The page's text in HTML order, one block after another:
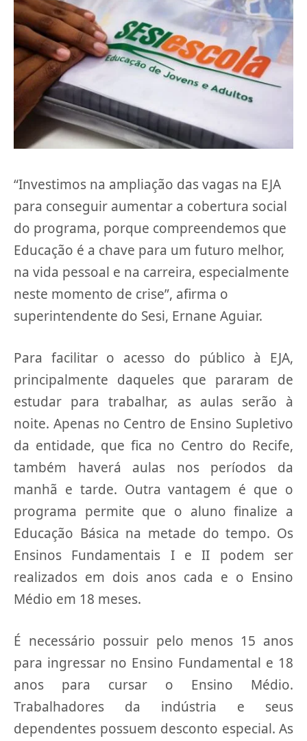
“Investimos na ampliação das vagas na EJA
para conseguir aumentar a cobertura social
do programa, porque compreendemos que
Educação é a chave para um futuro melhor,
na vida pessoal e na carreira, especialmente
neste momento de crise”, afirma o
superintendente do Sesi, Ernane Aguiar.
Para facilitar o acesso do público à EJA,
principalmente daqueles que pararam de
estudar para trabalhar, as aulas serão à
noite. Apenas no Centro de Ensino Supletivo
da entidade, que fica no Centro do Recife,
também haverá aulas nos períodos da
manhã e tarde. Outra vantagem é que o
programa permite que o aluno finalize a
Educação Básica na metade do tempo. Os
Ensinos Fundamentais I e II podem ser
realizados em dois anos cada e o Ensino
Médio em 18 meses.
É necessário possuir pelo menos 15 anos
para ingressar no Ensino Fundamental e 18
anos para cursar o Ensino Médio.
Trabalhadores da indústria e seus
dependentes possuem desconto especial. As